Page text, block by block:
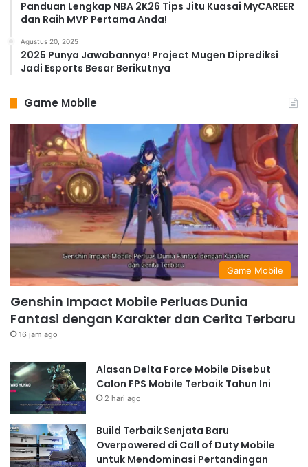
Panduan Lengkap NBA 2K26 Tips Jitu Kuasai MyCAREER
dan Raih MVP Pertama Anda!
Agustus 20, 2025
2025 Punya Jawabannya! Project Mugen Diprediksi
Jadi Esports Besar Berikutnya
Game Mobile
Game Mobile
Genshin Impact Mobile Perluas Dunia
Fantasi dengan Karakter dan Cerita Terbaru
16 jam ago
Alasan Delta Force Mobile Disebut
Calon FPS Mobile Terbaik Tahun Ini
2 hari ago
Build Terbaik Senjata Baru
Overpowered di Call of Duty Mobile
untuk Mendominasi Pertandingan